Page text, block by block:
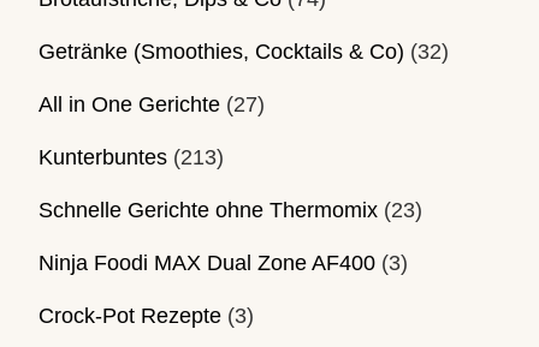
Getränke (Smoothies, Cocktails & Co) (32)
All in One Gerichte (27)
Kunterbuntes (213)
Schnelle Gerichte ohne Thermomix (23)
Ninja Foodi MAX Dual Zone AF400 (3)
Crock-Pot Rezepte (3)